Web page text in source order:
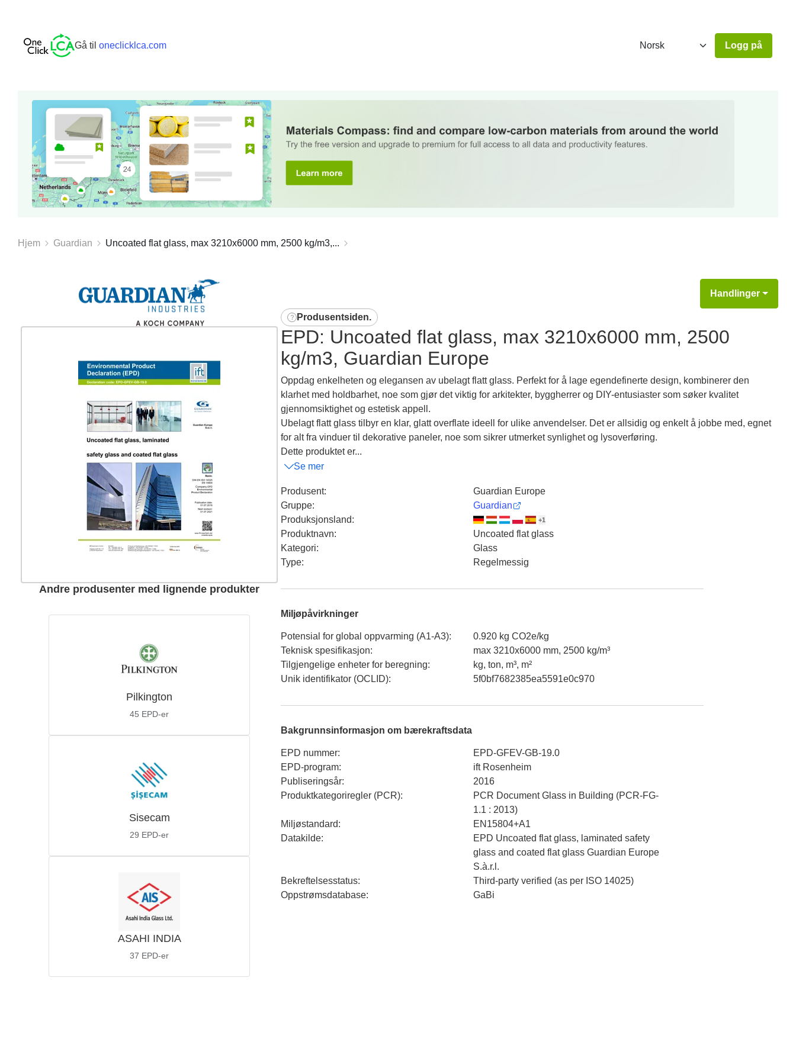
Gå til oneclicklca.com Logg på
Hjem Guardian Uncoated flat glass, max 3210x6000 mm, 2500 kg/m3,...
Andre produsenter med lignende produkter
Pilkington
45 EPD-er
Sisecam
29 EPD-er
ASAHI INDIA
37 EPD-er
Handlinger
Produsentsiden.
EPD: Uncoated flat glass, max 3210x6000 mm, 2500
kg/m3, Guardian Europe
Oppdag enkelheten og elegansen av ubelagt flatt glass. Perfekt for å lage egendefinerte design, kombinerer den
klarhet med holdbarhet, noe som gjør det viktig for arkitekter, byggherrer og DIY-entusiaster som søker kvalitet
gjennomsiktighet og estetisk appell.
Ubelagt flatt glass tilbyr en klar, glatt overflate ideell for ulike anvendelser. Det er allsidig og enkelt å jobbe med, egnet
for alt fra vinduer til dekorative paneler, noe som sikrer utmerket synlighet og lysoverføring.
Dette produktet er...
Se mer
Produsent:
Guardian Europe
Gruppe:
Guardian
Produksjonsland: +1
Produktnavn:
Uncoated flat glass
Kategori:
Glass
Type: Regelmessig
Miljøpåvirkninger
Potensial for global oppvarming (A1-A3):
0.920 kg CO2e/kg
Teknisk spesifikasjon:
max 3210x6000 mm, 2500 kg/m³
Tilgjengelige enheter for beregning:
kg, ton, m³, m²
Unik identifikator (OCLID): 5f0bf7682385ea5591e0c970
Bakgrunnsinformasjon om bærekraftsdata
EPD nummer:
EPD-GFEV-GB-19.0
EPD-program:
ift Rosenheim
Publiseringsår:
2016
Produktkategoriregler (PCR):
PCR Document Glass in Building (PCR-FG-
1.1 : 2013)
Miljøstandard:
EN15804+A1
Datakilde:
EPD Uncoated flat glass, laminated safety
glass and coated flat glass Guardian Europe
S.à.r.l.
Bekreftelsesstatus:
Third-party verified (as per ISO 14025)
Oppstrømsdatabase: GaBi